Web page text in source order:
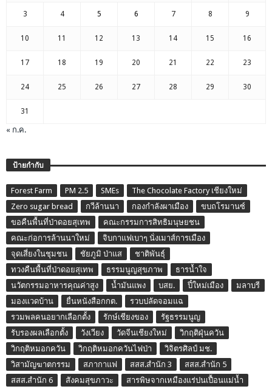
3 4 5 6 7 8 9
10 11 12 13 14 15 16
17 18 19 20 21 22 23
24 25 26 27 28 29 30
31
« ก.ค.
ป้ายกำกับ
Forest Farm PM 2.5 SMEs
The Chocolate Factory เชียงใหม่
Zero sugar bread
กวีล้านนา กองกำลังผาเมือง
ขบถโรมานซ์
ขอคืนพื้นที่ป่าดอยสุเทพ
คณะกรรมการสิทธิมนุษยชน
คณะก่อการล้านนาใหม่
จิบกาแฟเบาๆ นั่งเมาส์การเมือง
จุดเสี่ยงในชุมชน
ชัยภูมิ ป่าแส
ชาติพันธุ์
ทวงคืนพื้นที่ป่าดอยสุเทพ
ธรรมนูญสุขภาพ
ธารน้ำใจ
นวัตกรรมอาหารคุณค่าสูง
น้ำมันแพง บสย. ปี๋ใหม่เมือง
มลาบรี
มองแวดบ้าน
ยื่นหนังสือกกต.
รวบปลัดจอมแฉ
รวมพลคนอยากเลือกตั้ง
รักษ์เชียงของ
รัฐธรรมนูญ
รับรองผลเลือกตั้ง
วังเวียง วัดจีนเชียงใหม่
วิกฤติฝุ่นควัน
วิกฤติหมอกควัน
วิกฤติหมอกควันไฟป่า
วิจิตรศิลป์ มช.
วิสามัญฆาตกรรม
สภากาแฟ สสส.สำนัก 3
สสส.สำนัก 5
สสส.สำนัก 6
สังคมสุขภาวะ
สารพิษจากเหมืองแร่ปนเปื้อนแม่น้ำ